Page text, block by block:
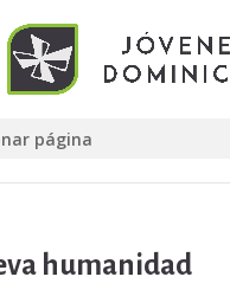
página
humanidad